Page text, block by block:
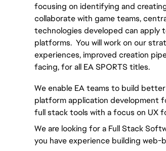
focusing on identifying and
collaborate with game teams,
technologies developed can apply
platforms.  You will work on our
experiences, improved creation
facing, for all EA SPORTS titles.
We enable EA teams to build
platform application development
full stack tools with a focus on UX
We are looking for a Full Stack
you have experience building web-